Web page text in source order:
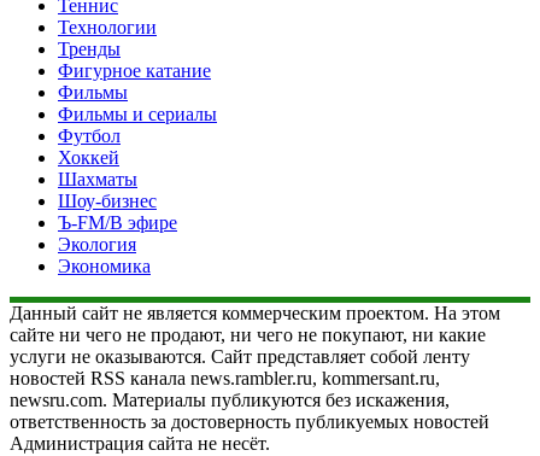
Теннис
Технологии
Тренды
Фигурное катание
Фильмы
Фильмы и сериалы
Футбол
Хоккей
Шахматы
Шоу-бизнес
Ъ-FM/В эфире
Экология
Экономика
Данный сайт не является коммерческим проектом. На этом
сайте ни чего не продают, ни чего не покупают, ни какие
услуги не оказываются. Сайт представляет собой ленту
новостей RSS канала news.rambler.ru, kommersant.ru,
newsru.com. Материалы публикуются без искажения,
ответственность за достоверность публикуемых новостей
Администрация сайта не несёт.